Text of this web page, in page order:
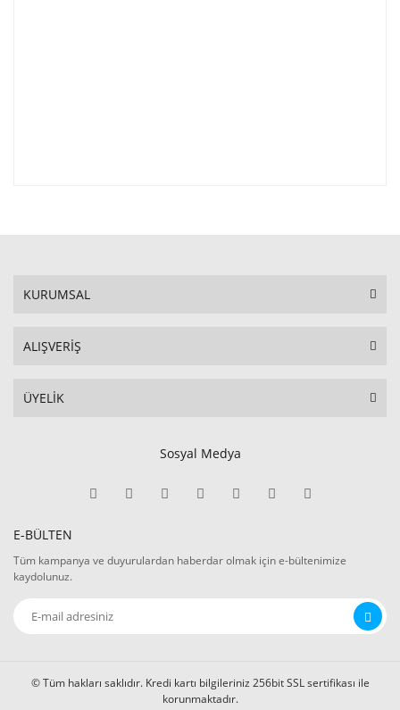
KURUMSAL
ALIŞVERİŞ
ÜYELİK
Sosyal Medya
E-BÜLTEN
Tüm kampanya ve duyurulardan haberdar olmak için e-bültenimize
kaydolunuz.
© Tüm hakları saklıdır. Kredi kartı bilgileriniz 256bit SSL sertifikası ile
korunmaktadır.